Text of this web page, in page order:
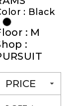
: Black
: M
:
PRICE